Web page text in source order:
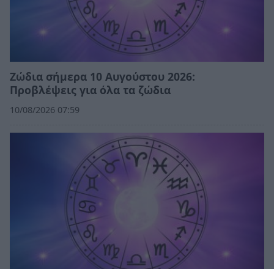
Ζώδια σήμερα 10 Αυγούστου 2026:
Προβλέψεις για όλα τα ζώδια
10/08/2026 07:59